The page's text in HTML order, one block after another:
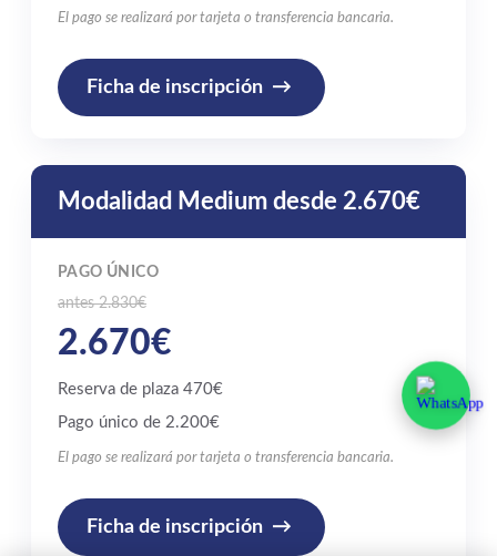
El pago se realizará por tarjeta o transferencia bancaria.
Ficha de inscripción
Modalidad Medium desde 2.670€
PAGO ÚNICO
antes 2.830€
2.670€
Reserva de plaza 470€
Pago único de 2.200€
El pago se realizará por tarjeta o transferencia bancaria.
Ficha de inscripción